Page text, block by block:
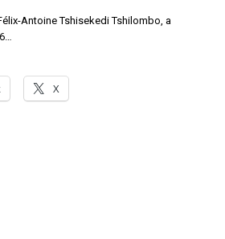
Antoine Tshisekedi Tshilombo, a
X